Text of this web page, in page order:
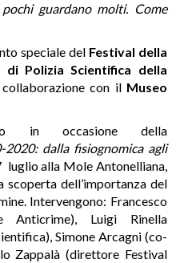
guardano molti. Come
speciale del Festival della
di Polizia Scientifica della
con il Museo
in occasione della
2020: dalla fisiognomica agli
luglio alla Mole Antonelliana,
dell’importanza del
Intervengono: Francesco
Anticrime), Luigi Rinella
Simone Arcagni (co-
Zappalà (direttore Festival